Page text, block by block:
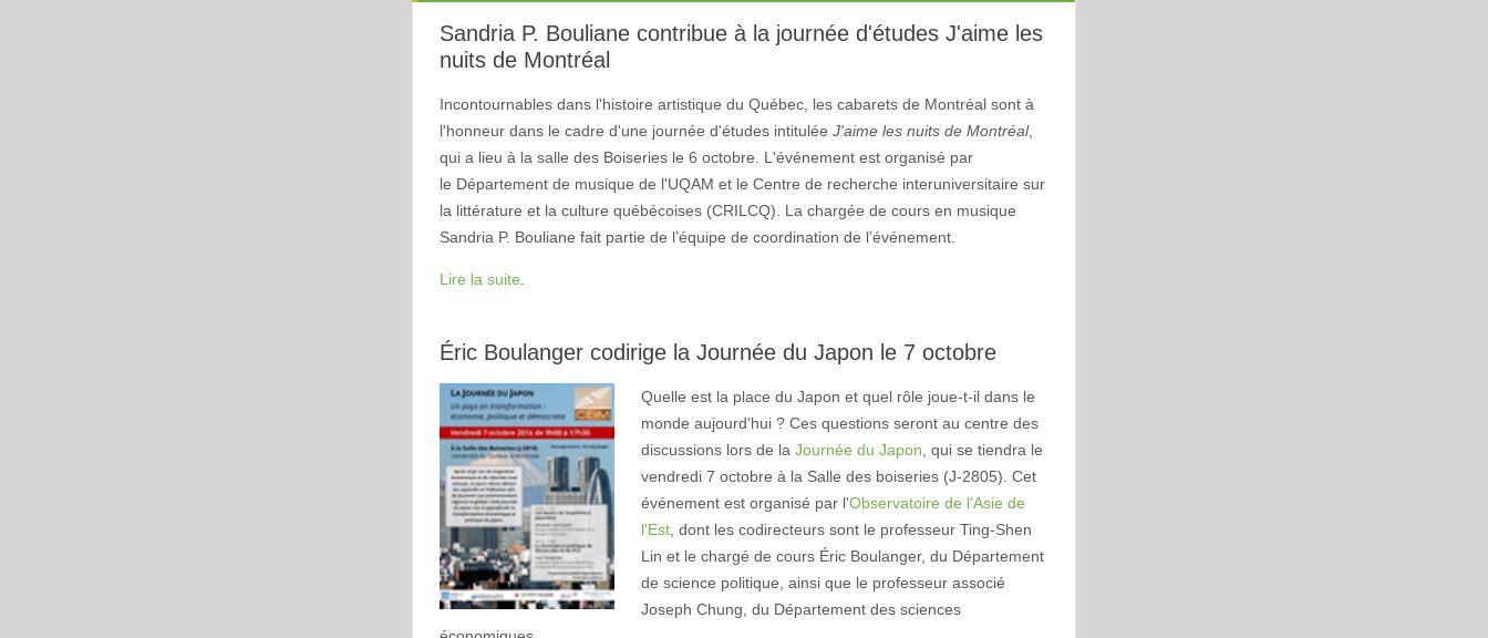
Sandria P. Bouliane contribue à la journée d'études J'aime les
nuits de Montréal
Incontournables dans l'histoire artistique du Québec, les cabarets de Montréal sont à
l'honneur dans le cadre d'une journée d'études intitulée J'aime les nuits de Montréal,
qui a lieu à la salle des Boiseries le 6 octobre. L'événement est organisé par
le Département de musique de l'UQAM et le Centre de recherche interuniversitaire sur
la littérature et la culture québécoises (CRILCQ). La chargée de cours en musique
Sandria P. Bouliane fait partie de l’équipe de coordination de l’événement.
Lire la suite
Éric Boulanger codirige la Journée du Japon le 7 octobre
Quelle est la place du Japon et quel rôle joue-t-il dans le
monde aujourd'hui ? Ces questions seront au centre des
discussions lors de la Journée du Japon , qui se tiendra le
vendredi 7 octobre à la Salle des boiseries (J-2805). Cet
événement est organisé par l'Observatoire de l'Asie de
l'Est , dont les codirecteurs sont le professeur Ting-Shen
Lin et le chargé de cours Éric Boulanger, du Département
de science politique, ainsi que le professeur associé
Joseph Chung, du Département des sciences